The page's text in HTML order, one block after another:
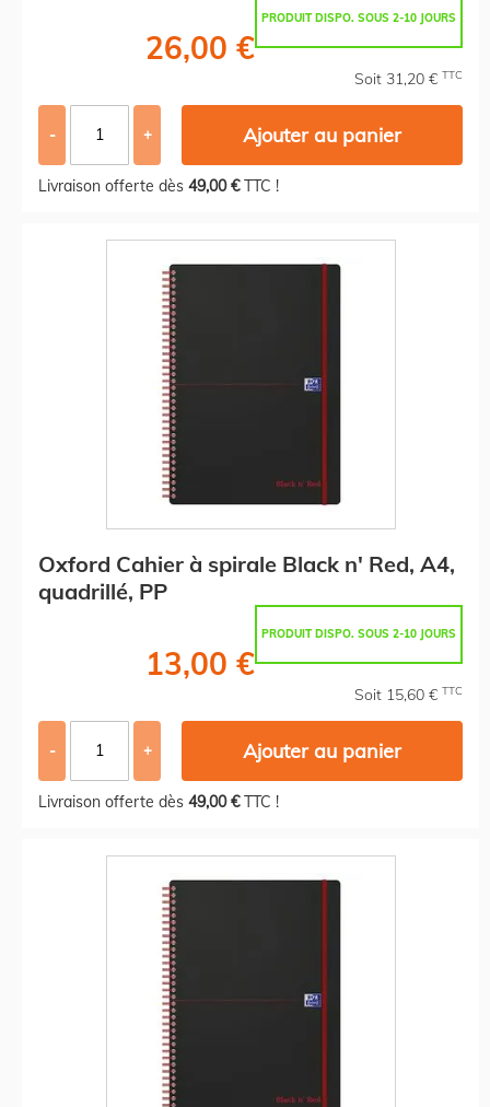
PRODUIT DISPO. SOUS 2-10 JOURS
26,00 €
Soit 31,20 € TTC
- + Ajouter au panier
Livraison offerte dès 49,00 €TTC !
Oxford Cahier à spirale Black n' Red, A4,
quadrillé, PP
PRODUIT DISPO. SOUS 2-10 JOURS
13,00 €
Soit 15,60 € TTC
- + Ajouter au panier
Livraison offerte dès 49,00 €TTC !